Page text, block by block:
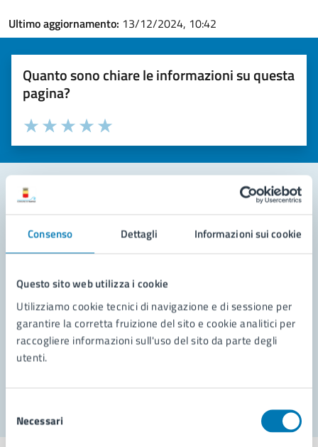
Consenso Dettagli Informazioni sui cookie
Questo sito web utilizza i cookie
Utilizziamo cookie tecnici di navigazione e di sessione per
garantire la corretta fruizione del sito e cookie analitici per
raccogliere informazioni sull'uso del sito da parte degli
utenti.
delNecessari
Ultimo aggiornamento: 13/12/2024, 10:42
Quanto sono chiare le informazioni su questa
pagina?
Valuta la chiarezza delle informazioni (da 1 a 5 stelle)
Seleziona il numero di stelle per valutare la chiarezza delle
Valuta 5 stelle su 5
Valuta 4 stelle su 5
Valuta 3 stelle su 5
Valuta 2 stelle su 5
Valuta 1 stelle su 5
Leggi le domande frequenti
Richiedi assistenza
Prenota appuntamento
Problemi in città